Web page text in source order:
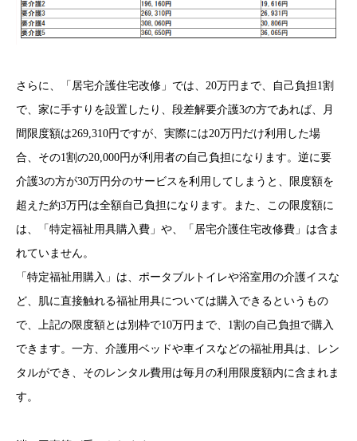
さらに、「居宅介護住宅改修」では、20万円まで、自己負担1割
で、家に手すりを設置したり、段差解要介護3の方であれば、月
間限度額は269,310円ですが、実際には20万円だけ利用した場
合、その1割の20,000円が利用者の自己負担になります。逆に要
介護3の方が30万円分のサービスを利用してしまうと、限度額を
超えた約3万円は全額自己負担になります。また、この限度額に
は、「特定福祉用具購入費」や、「居宅介護住宅改修費」は含ま
れていません。
「特定福祉用購入」は、ポータブルトイレや浴室用の介護イスな
ど、肌に直接触れる福祉用具については購入できるというもの
で、上記の限度額とは別枠で10万円まで、1割の自己負担で購入
できます。一方、介護用ベッドや車イスなどの福祉用具は、レン
タルができ、そのレンタル費用は毎月の利用限度額内に含まれま
す。